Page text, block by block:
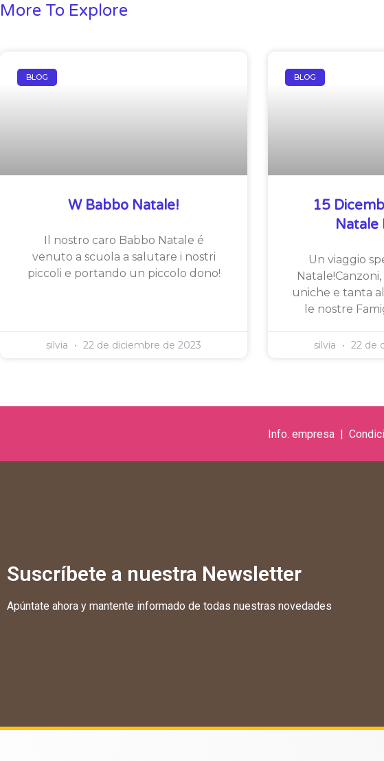
More To Explore
BLOG
W Babbo Natale!
Il nostro caro Babbo Natale é
venuto a scuola a salutare i nostri
piccoli e portando un piccolo dono!
silvia 22 de diciembre de 2023
BLOG
15
Natale
Un viaggio
uniche e tanta
le nostre
silvia 22 de
Info. empresa| C
Suscríbete a nuestra Newsletter
Apúntate ahora y mantente informado de todas nuestras novedades